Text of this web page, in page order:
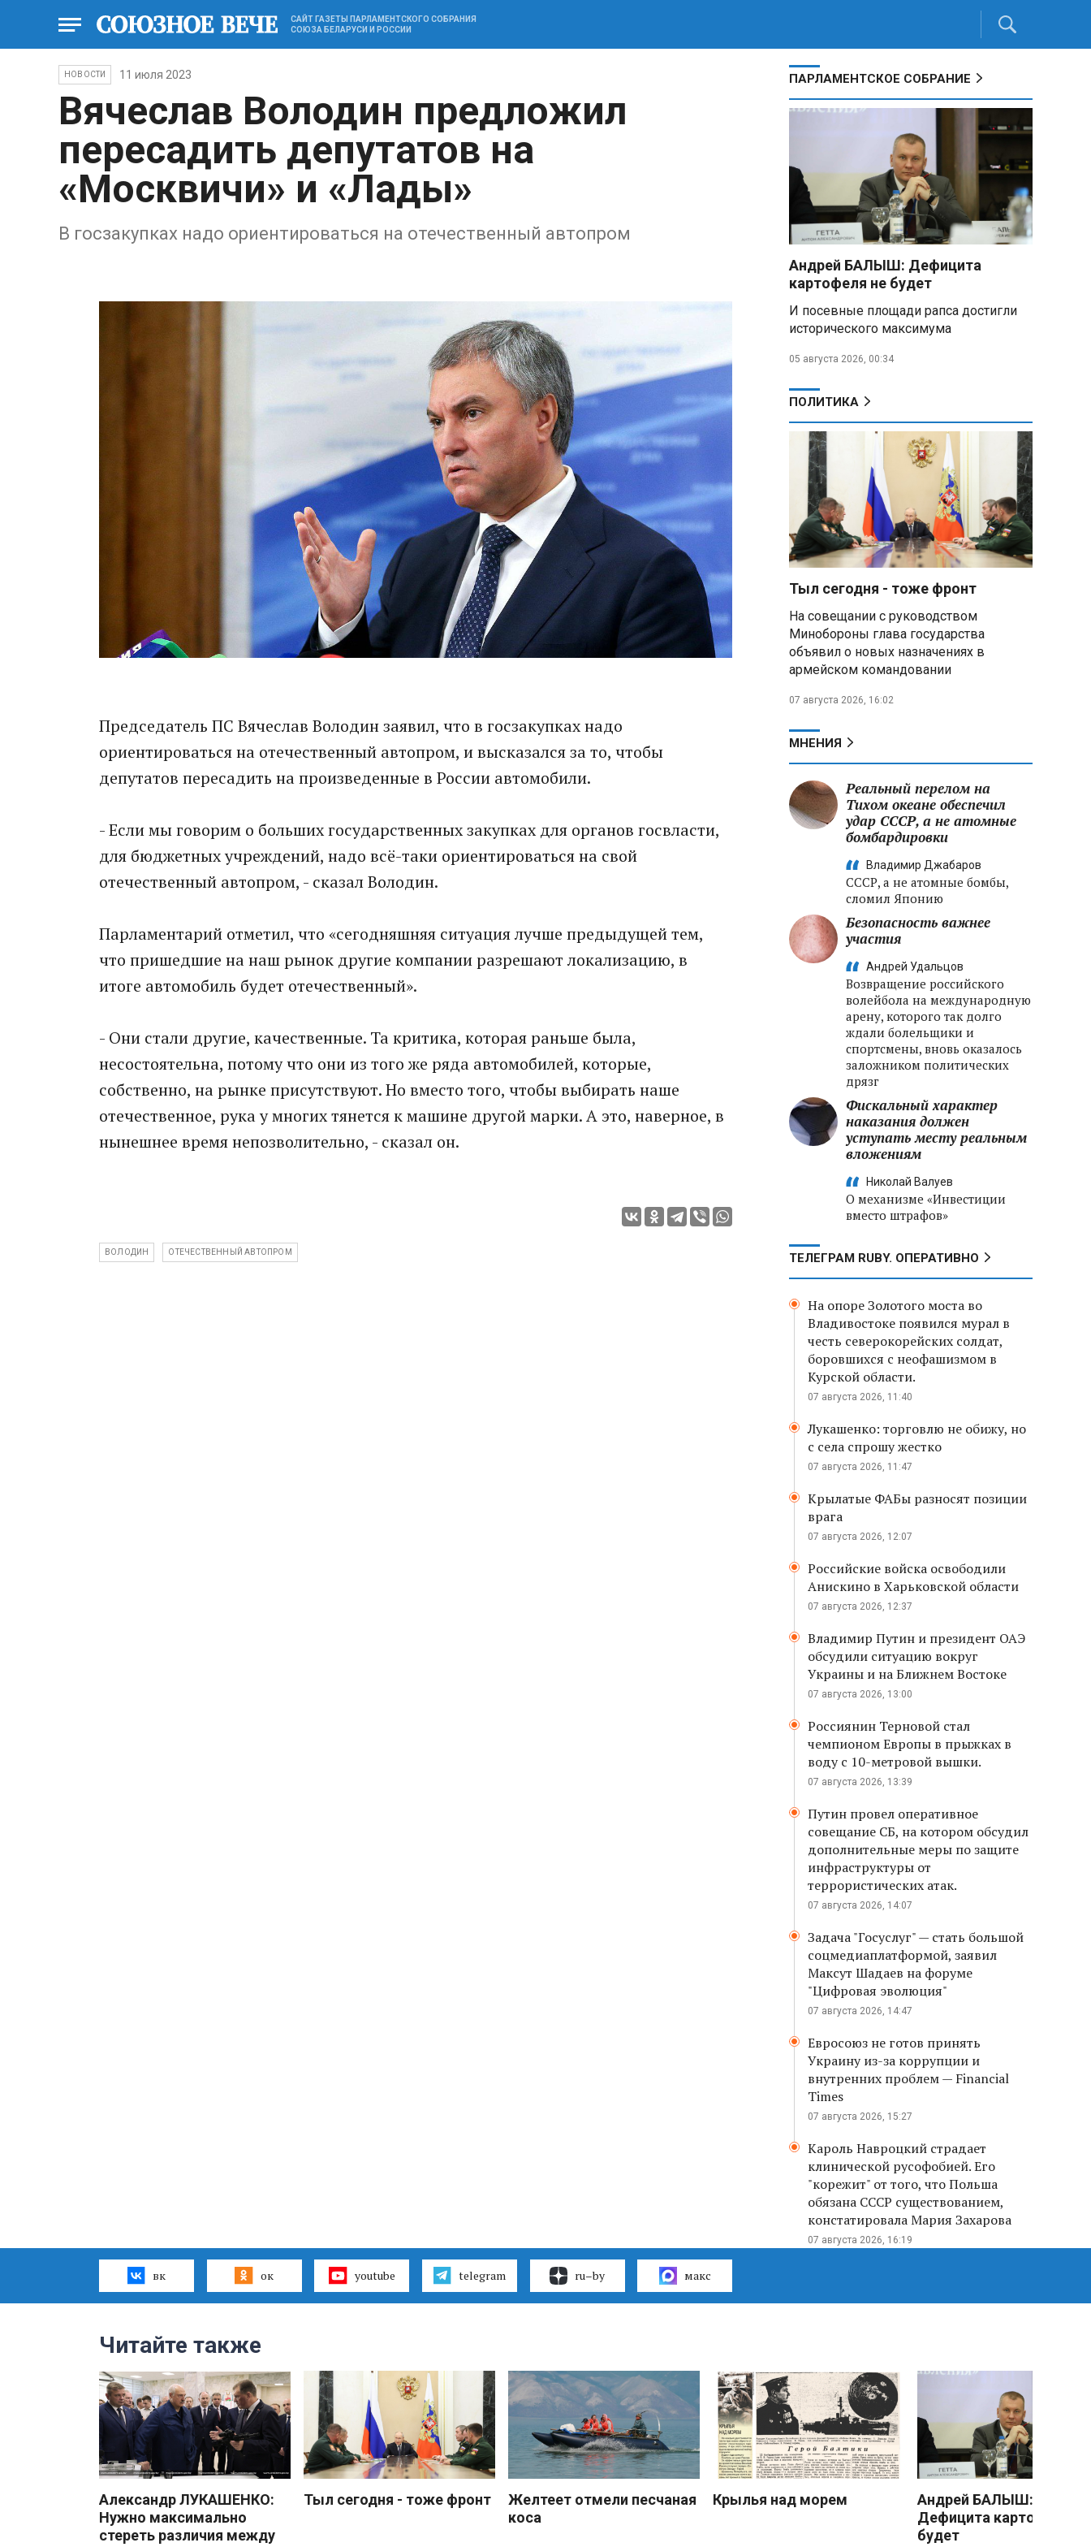
САЙТ ГАЗЕТЫ ПАРЛАМЕНТСКОГО СОБРАНИЯ
СОЮЗА БЕЛАРУСИ И РОССИИ
НОВОСТИ 11 июля 2023
Вячеслав Володин предложил
пересадить депутатов на
«Москвичи» и «Лады»
В госзакупках надо ориентироваться на отечественный автопром
Председатель ПС Вячеслав Володин заявил, что в госзакупках надо
ориентироваться на отечественный автопром, и высказался за то, чтобы
депутатов пересадить на произведенные в России автомобили.
- Если мы говорим о больших государственных закупках для органов госвласти,
для бюджетных учреждений, надо всё-таки ориентироваться на свой
отечественный автопром, - сказал Володин.
Парламентарий отметил, что «сегодняшняя ситуация лучше предыдущей тем,
что пришедшие на наш рынок другие компании разрешают локализацию, в
итоге автомобиль будет отечественный».
- Они стали другие, качественные. Та критика, которая раньше была,
несостоятельна, потому что они из того же ряда автомобилей, которые,
собственно, на рынке присутствуют. Но вместо того, чтобы выбирать наше
отечественное, рука у многих тянется к машине другой марки. А это, наверное, в
нынешнее время непозволительно, - сказал он.
ВОЛОДИН ОТЕЧЕСТВЕННЫЙ АВТОПРОМ
ПАРЛАМЕНТСКОЕ СОБРАНИЕ
Андрей БАЛЫШ: Дефицита
картофеля не будет
И посевные площади рапса достигли
исторического максимума
05 августа 2026, 00:34
ПОЛИТИКА
Тыл сегодня - тоже фронт
На совещании с руководством
Минобороны глава государства
объявил о новых назначениях в
армейском командовании
07 августа 2026, 16:02
МНЕНИЯ
Реальный перелом на
Тихом океане обеспечил
удар СССР, а не атомные
бомбардировки
Владимир Джабаров
СССР, а не атомные бомбы,
сломил Японию
Безопасность важнее
участия
Андрей Удальцов
Возвращение российского
волейбола на международную
арену, которого так долго
ждали болельщики и
спортсмены, вновь оказалось
заложником политических
дрязг
Фискальный характер
наказания должен
уступать месту реальным
вложениям
Николай Валуев
О механизме «Инвестиции
вместо штрафов»
ТЕЛЕГРАМ RUBY. ОПЕРАТИВНО
На опоре Золотого моста во
Владивостоке появился мурал в
честь северокорейских солдат,
боровшихся с неофашизмом в
Курской области.
07 августа 2026, 11:40
Лукашенко: торговлю не обижу, но
с села спрошу жестко
07 августа 2026, 11:47
Крылатые ФАБы разносят позиции
врага
07 августа 2026, 12:07
Российские войска освободили
Анискино в Харьковской области
07 августа 2026, 12:37
Владимир Путин и президент ОАЭ
обсудили ситуацию вокруг
Украины и на Ближнем Востоке
07 августа 2026, 13:00
Россиянин Терновой стал
чемпионом Европы в прыжках в
воду с 10-метровой вышки.
07 августа 2026, 13:39
Путин провел оперативное
совещание СБ, на котором обсудил
дополнительные меры по защите
инфраструктуры от
террористических атак.
07 августа 2026, 14:07
Задача "Госуслуг" — стать большой
соцмедиаплатформой, заявил
Максут Шадаев на форуме
"Цифровая эволюция"
07 августа 2026, 14:47
Евросоюз не готов принять
Украину из-за коррупции и
внутренних проблем — Financial
Times
07 августа 2026, 15:27
Кароль Навроцкий страдает
клинической русофобией. Его
"корежит" от того, что Польша
обязана СССР существованием,
констатировала Мария Захарова
07 августа 2026, 16:19
вк ок youtube telegram ru–by макс
Читайте также
Александр ЛУКАШЕНКО:
Нужно максимально
стереть различия между
Тыл сегодня - тоже фронт
Желтеет отмели песчаная
коса
Крылья над морем
Андрей БАЛЫШ:
Дефицита картофеля не
будет